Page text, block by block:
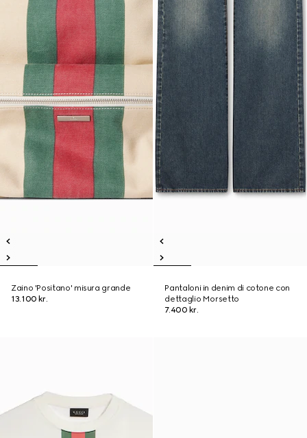
Zaino 'Positano' misura grande
13.100 kr.
Pantaloni in denim di cotone con
dettaglio Morsetto
7.400 kr.